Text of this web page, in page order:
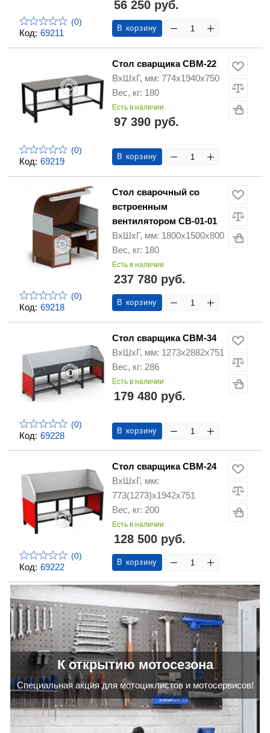
Код: 69211
(0)
56 250 руб.
В корзину
Код: 69219
(0)
Стол сварщика СВМ-22
ВхШхГ, мм: 774х1940х750
Вес, кг: 180
Есть в наличии
97 390 руб.
В корзину
Код: 69218
(0)
Стол сварочный со
встроенным
вентилятором СВ-01-01
ВхШхГ, мм: 1800x1500x800
Вес, кг: 180
Есть в наличии
237 780 руб.
В корзину
Код: 69228
(0)
Стол сварщика СВМ-34
ВхШхГ, мм: 1273х2882х751
Вес, кг: 286
Есть в наличии
179 480 руб.
В корзину
Код: 69222
(0)
Стол сварщика СВМ-24
ВхШхГ, мм:
773(1273)х1942х751
Вес, кг: 200
Есть в наличии
128 500 руб.
В корзину
К открытию мотосезона
Cпециальная акция для мотоциклистов и мотосервисов!